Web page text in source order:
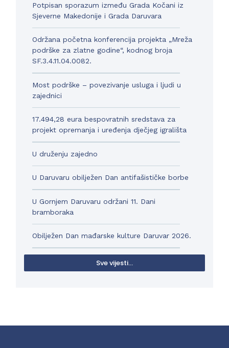
Potpisan sporazum između Grada Kočani iz
Sjeverne Makedonije i Grada Daruvara
Održana početna konferencija projekta „Mreža
podrške za zlatne godine“, kodnog broja
SF.3.4.11.04.0082.
Most podrške – povezivanje usluga i ljudi u
zajednici
17.494,28 eura bespovratnih sredstava za
projekt opremanja i uređenja dječjeg igrališta
U druženju zajedno
U Daruvaru obilježen Dan antifašističke borbe
U Gornjem Daruvaru održani 11. Dani
bramboraka
Obilježen Dan mađarske kulture Daruvar 2026.
Sve vijesti...